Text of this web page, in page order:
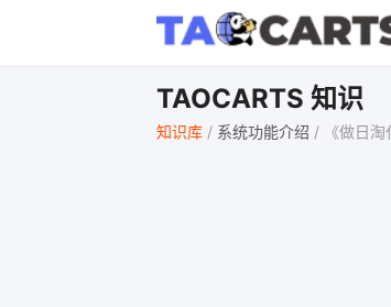
TAOCARTS 知识
知识库 / 系统功能介绍 / 《做日